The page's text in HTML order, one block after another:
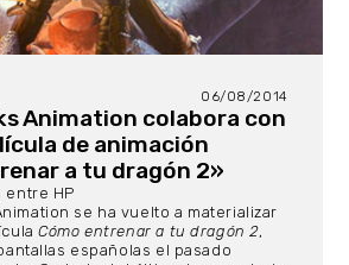
06/08/2014
Animation colabora con
de animación
a tu dragón 2»
entre HP
se ha vuelto a materializar
Cómo entrenar a tu dragón 2,
españolas el pasado